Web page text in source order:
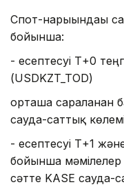
Спот-нарығындағы
бойынша:
- есептесуі Т+0
(USDKZT_TOD)
орташа сараланған
сауда-саттық
- есептесуі Т+1
бойынша мәмілелер
сәтте KASE сауда-